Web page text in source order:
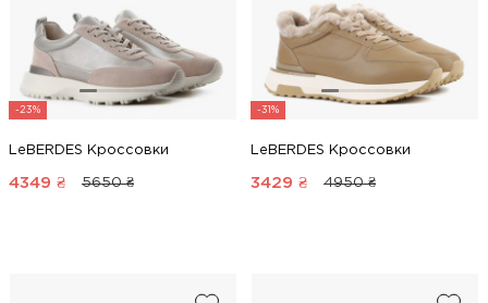
-23%
LeBERDES Кроссовки
4349 ₴ 5650 ₴
-31%
LeBERDES Кроссовки
3429 ₴ 4950 ₴